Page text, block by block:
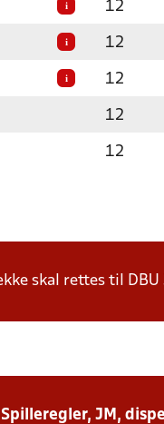
i 12
i 12
i 12
12
12
skal rettes til DBU
JM,